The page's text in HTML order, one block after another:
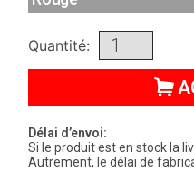
Quantité:
Délai d’envoi:
Si le produit est en stock la
Autrement, le délai de